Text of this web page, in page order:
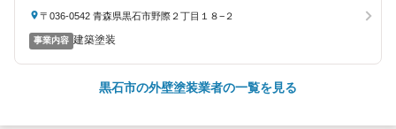
〒036-0542 青森県黒石市野際２丁目１８−２
事業内容 建築塗装
黒石市の外壁塗装業者の一覧を見る